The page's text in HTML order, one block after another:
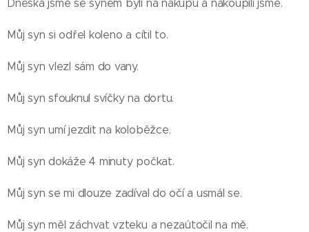
Dneska jsme se synem byli na nákupu a nakoupili jsme.
Můj syn si odřel koleno a cítil to.
Můj syn vlezl sám do vany.
Můj syn sfouknul svíčky na dortu.
Můj syn umí jezdit na koloběžce.
Můj syn dokáže 4 minuty počkat.
Můj syn se mi dlouze zadíval do očí a usmál se.
Můj syn měl záchvat vzteku a nezaútočil na mě.